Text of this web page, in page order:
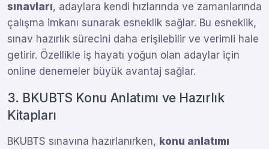
sınavları, adaylara kendi hızlarında ve zamanlarında
çalışma imkanı sunarak esneklik sağlar. Bu esneklik,
sınav hazırlık sürecini daha erişilebilir ve verimli hale
getirir. Özellikle iş hayatı yoğun olan adaylar için
online denemeler büyük avantaj sağlar.
3. BKUBTS Konu Anlatımı ve Hazırlık
Kitapları
BKUBTS sınavına hazırlanırken, konu anlatımı